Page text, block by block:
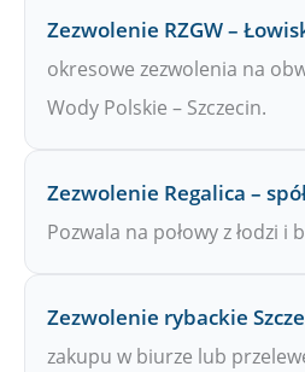
Zezwolenie RZGW –
okresowe zezwolenia na
Wody Polskie – Szczecin.
Zezwolenie Regalica –
Pozwala na połowy z łodzi i
Zezwolenie rybackie
zakupu w biurze lub